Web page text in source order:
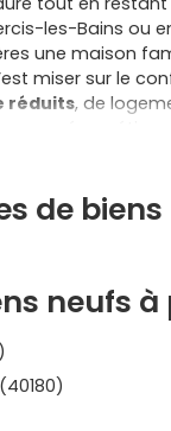
les-Bains ou
une maison
miser sur le
réduits, de
énergétique
et
premier achat.
et
rangements) et
ta situation, les
alléger
Dax et Saint-
l’offre au
de
neufs